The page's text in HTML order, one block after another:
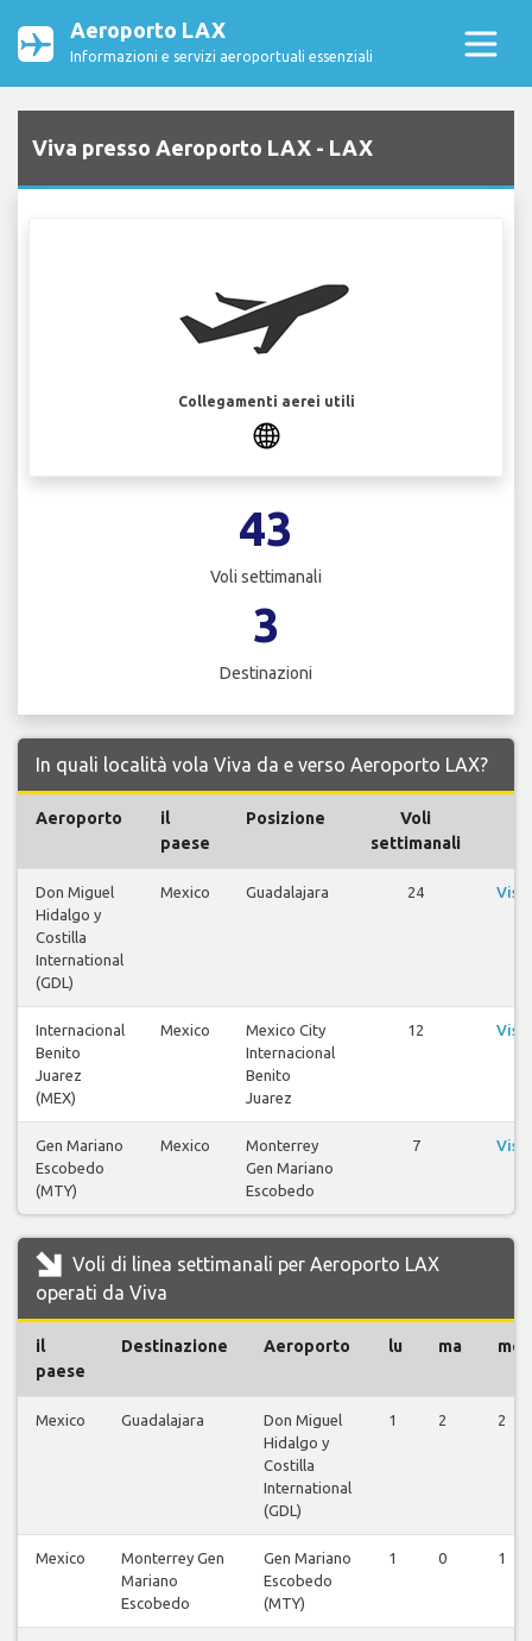
Aeroporto LAX
Informazioni e servizi aeroportuali essenziali
Viva presso Aeroporto LAX - LAX
Collegamenti aerei utili
43
Voli settimanali
3
Destinazioni
In quali località vola Viva da e verso Aeroporto LAX?
Aeroporto
il
paese
Posizione
Voli
settimanali
Don Miguel
Hidalgo y
Costilla
International
(GDL)
Mexico Guadalajara 24
Internacional
Benito
Juarez
(MEX)
Mexico
Mexico City
Internacional
Benito
Juarez
12
Gen Mariano
Escobedo
(MTY)
Mexico
Monterrey
Gen Mariano
Escobedo
7
Voli di linea settimanali per Aeroporto LAX
operati da Viva
il
paese
Destinazione Aeroporto lu ma me
Mexico Guadalajara
Don Miguel
Hidalgo y
Costilla
International
(GDL)
1 2 2
Mexico
Monterrey Gen
Mariano
Escobedo
Gen Mariano
Escobedo
(MTY)
1 0 1